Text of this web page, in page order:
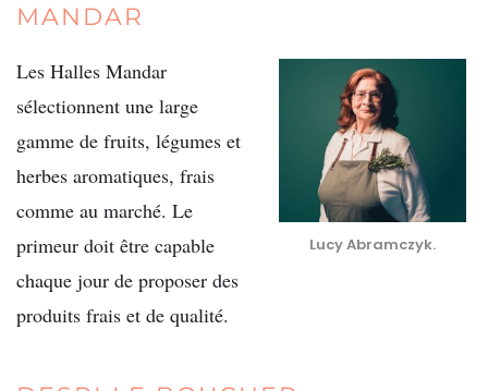
MANDAR
Lucy Abramczyk.
Les Halles Mandar
sélectionnent une large
gamme de fruits, légumes et
herbes aromatiques, frais
comme au marché. Le
primeur doit être capable
chaque jour de proposer des
produits frais et de qualité.